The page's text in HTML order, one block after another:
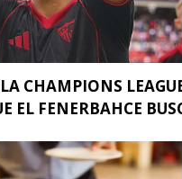
CHAMPIONS
EL FENERBAHCE